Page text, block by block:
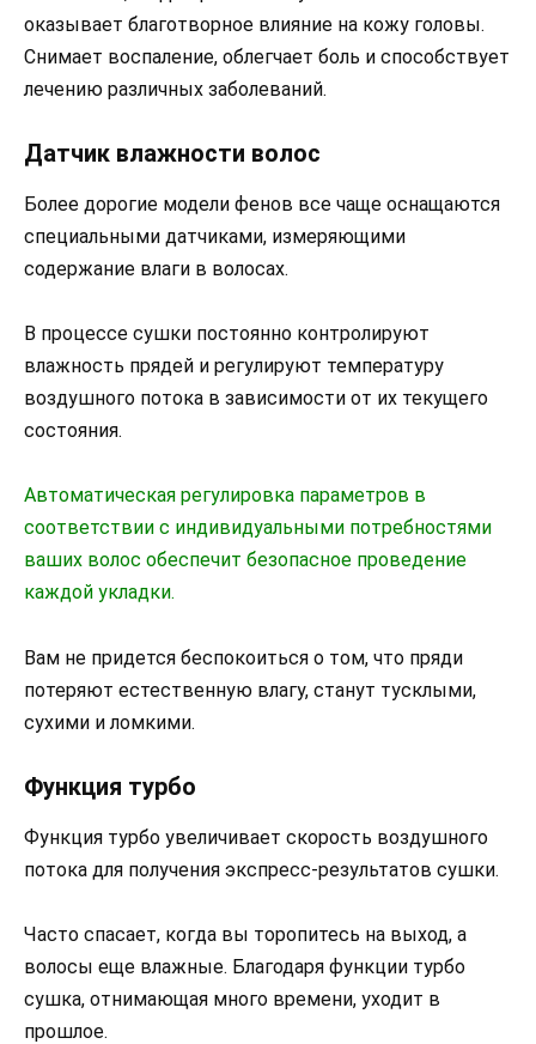
оказывает благотворное влияние на кожу головы.
Снимает воспаление, облегчает боль и способствует
лечению различных заболеваний.
Датчик влажности волос
Более дорогие модели фенов все чаще оснащаются
специальными датчиками, измеряющими
содержание влаги в волосах.
В процессе сушки постоянно контролируют
влажность прядей и регулируют температуру
воздушного потока в зависимости от их текущего
состояния.
Автоматическая регулировка параметров в
соответствии с индивидуальными потребностями
ваших волос обеспечит безопасное проведение
каждой укладки.
Вам не придется беспокоиться о том, что пряди
потеряют естественную влагу, станут тусклыми,
сухими и ломкими.
Функция турбо
Функция турбо увеличивает скорость воздушного
потока для получения экспресс-результатов сушки.
Часто спасает, когда вы торопитесь на выход, а
волосы еще влажные. Благодаря функции турбо
сушка, отнимающая много времени, уходит в
прошлое.